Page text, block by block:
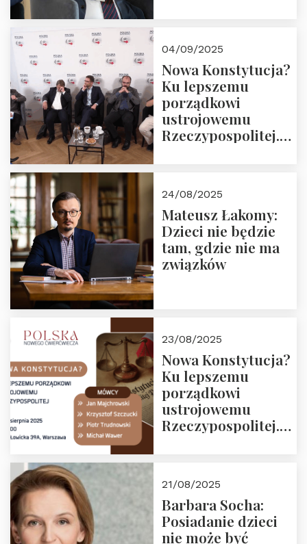
04/09/2025
Nowa Konstytucja?
Ku lepszemu
porządkowi
ustrojowemu
Rzeczypospolitej.
24/08/2025
Mateusz Łakomy:
Dzieci nie będzie
tam, gdzie nie ma
związków
23/08/2025
Nowa Konstytucja?
Ku lepszemu
porządkowi
ustrojowemu
Rzeczypospolitej.
Nowego
Ćwierćwiecza”
21/08/2025
Barbara Socha:
Posiadanie dzieci
nie może być